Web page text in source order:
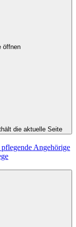
öffnen
die aktuelle Seite
Angehörige